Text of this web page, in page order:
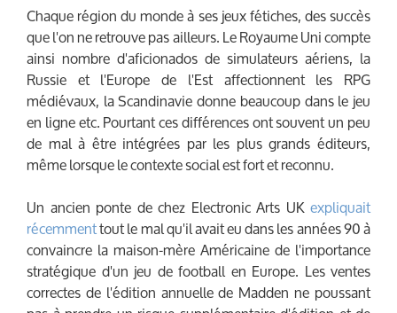
Chaque région du monde à ses jeux fétiches, des succès
que l'on ne retrouve pas ailleurs. Le Royaume Uni compte
ainsi nombre d'aficionados de simulateurs aériens, la
Russie et l'Europe de l'Est affectionnent les RPG
médiévaux, la Scandinavie donne beaucoup dans le jeu
en ligne etc. Pourtant ces différences ont souvent un peu
de mal à être intégrées par les plus grands éditeurs,
même lorsque le contexte social est fort et reconnu.
Un ancien ponte de chez Electronic Arts UKexpliquait
récemmenttout le mal qu'il avait eu dans les années 90 à
convaincre la maison-mère Américaine de l'importance
stratégique d'un jeu de football en Europe. Les ventes
correctes de l'édition annuelle de Madden ne poussant